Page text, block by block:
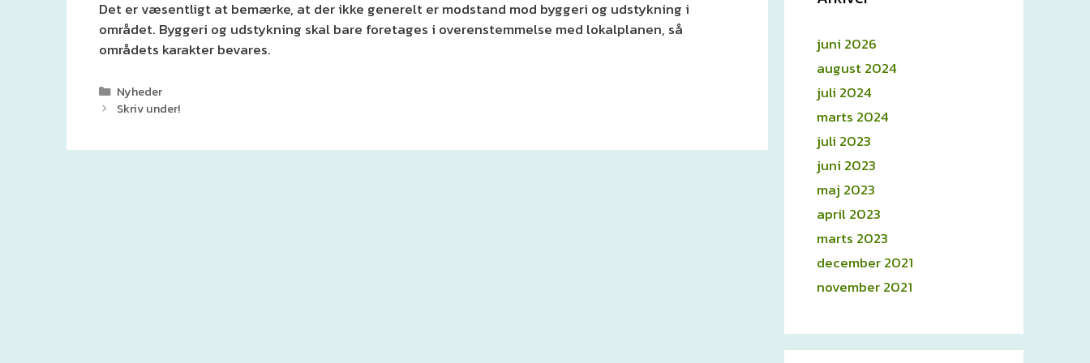
Det er væsentligt at bemærke, at der ikke generelt er modstand mod byggeri og udstykning i
området. Byggeri og udstykning skal bare foretages i overenstemmelse med lokalplanen, så
områdets karakter bevares.
Kategorier
Nyheder
Skriv under!
juni 2026
august 2024
juli 2024
marts 2024
juli 2023
juni 2023
maj 2023
april 2023
marts 2023
december 2021
november 2021